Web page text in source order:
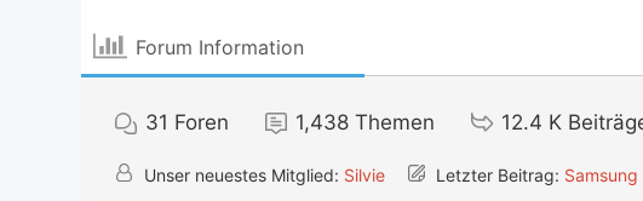
Forum Information
31 Foren 1,438 Themen 12.4 K
Unser neuestes Mitglied: Silvie Letzter Beitrag: